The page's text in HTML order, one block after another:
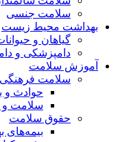
سلامت جنسی
بهداشت محیط زیست
گیاهان و
دامپزشکی و
آموزش سلامت
سلامت فرهنگی
حوادث و
سلامت و
حقوق سلامت
بیمه‌های